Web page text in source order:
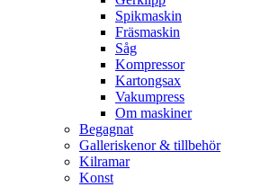
Spikmaskin
Fräsmaskin
Såg
Kompressor
Kartongsax
Vakumpress
Om maskiner
Begagnat
Galleriskenor & tillbehör
Kilramar
Konst